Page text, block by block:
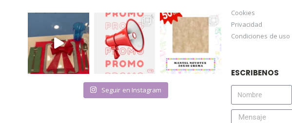
Seguir en Instagram
Cookies
Privacidad
Condiciones de uso
ESCRIBENOS